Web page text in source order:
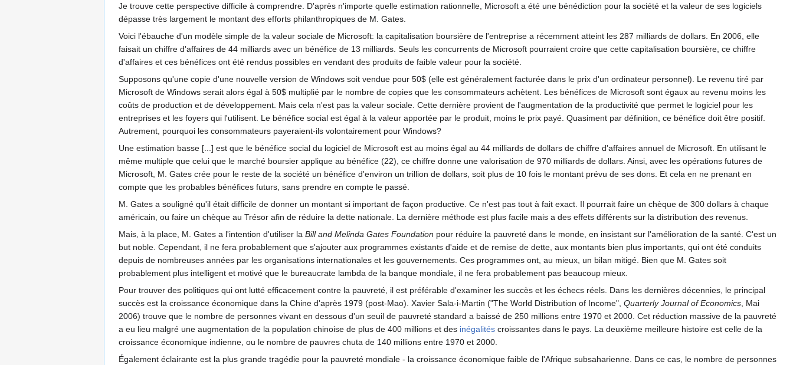
Je trouve cette perspective difficile à comprendre. D'après n'importe quelle estimation rationnelle, Microsoft a été une bénédiction pour la société et la valeur de ses logiciels
dépasse très largement le montant des efforts philanthropiques de M. Gates.
Voici l'ébauche d'un modèle simple de la valeur sociale de Microsoft: la capitalisation boursière de l'entreprise a récemment atteint les 287 milliards de dollars. En 2006, elle
faisait un chiffre d'affaires de 44 milliards avec un bénéfice de 13 milliards. Seuls les concurrents de Microsoft pourraient croire que cette capitalisation boursière, ce chiffre
d'affaires et ces bénéfices ont été rendus possibles en vendant des produits de faible valeur pour la société.
Supposons qu'une copie d'une nouvelle version de Windows soit vendue pour 50$ (elle est généralement facturée dans le prix d'un ordinateur personnel). Le revenu tiré par
Microsoft de Windows serait alors égal à 50$ multiplié par le nombre de copies que les consommateurs achètent. Les bénéfices de Microsoft sont égaux au revenu moins les
coûts de production et de développement. Mais cela n'est pas la valeur sociale. Cette dernière provient de l'augmentation de la productivité que permet le logiciel pour les
entreprises et les foyers qui l'utilisent. Le bénéfice social est égal à la valeur apportée par le produit, moins le prix payé. Quasiment par définition, ce bénéfice doit être positif.
Autrement, pourquoi les consommateurs payeraient-ils volontairement pour Windows?
Une estimation basse [...] est que le bénéfice social du logiciel de Microsoft est au moins égal au 44 milliards de dollars de chiffre d'affaires annuel de Microsoft. En utilisant le
même multiple que celui que le marché boursier applique au bénéfice (22), ce chiffre donne une valorisation de 970 milliards de dollars. Ainsi, avec les opérations futures de
Microsoft, M. Gates crée pour le reste de la société un bénéfice d'environ un trillion de dollars, soit plus de 10 fois le montant prévu de ses dons. Et cela en ne prenant en
compte que les probables bénéfices futurs, sans prendre en compte le passé.
M. Gates a souligné qu'il était difficile de donner un montant si important de façon productive. Ce n'est pas tout à fait exact. Il pourrait faire un chèque de 300 dollars à chaque
américain, ou faire un chèque au Trésor afin de réduire la dette nationale. La dernière méthode est plus facile mais a des effets différents sur la distribution des revenus.
Mais, à la place, M. Gates a l'intention d'utiliser la Bill and Melinda Gates Foundation pour réduire la pauvreté dans le monde, en insistant sur l'amélioration de la santé. C'est un
but noble. Cependant, il ne fera probablement que s'ajouter aux programmes existants d'aide et de remise de dette, aux montants bien plus importants, qui ont été conduits
depuis de nombreuses années par les organisations internationales et les gouvernements. Ces programmes ont, au mieux, un bilan mitigé. Bien que M. Gates soit
probablement plus intelligent et motivé que le bureaucrate lambda de la banque mondiale, il ne fera probablement pas beaucoup mieux.
Pour trouver des politiques qui ont lutté efficacement contre la pauvreté, il est préférable d'examiner les succès et les échecs réels. Dans les dernières décennies, le principal
succès est la croissance économique dans la Chine d'après 1979 (post-Mao). Xavier Sala-i-Martin ("The World Distribution of Income", Quarterly Journal of Economics , Mai
2006) trouve que le nombre de personnes vivant en dessous d'un seuil de pauvreté standard a baissé de 250 millions entre 1970 et 2000. Cet réduction massive de la pauvreté
a eu lieu malgré une augmentation de la population chinoise de plus de 400 millions et des inégalités croissantes dans le pays. La deuxième meilleure histoire est celle de la
croissance économique indienne, ou le nombre de pauvres chuta de 140 millions entre 1970 et 2000.
Également éclairante est la plus grande tragédie pour la pauvreté mondiale - la croissance économique faible de l'Afrique subsaharienne. Dans ce cas, le nombre de personnes